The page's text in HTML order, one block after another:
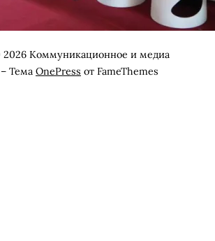
2026 Коммуникационное и медиа
– Тема OnePress от FameThemes